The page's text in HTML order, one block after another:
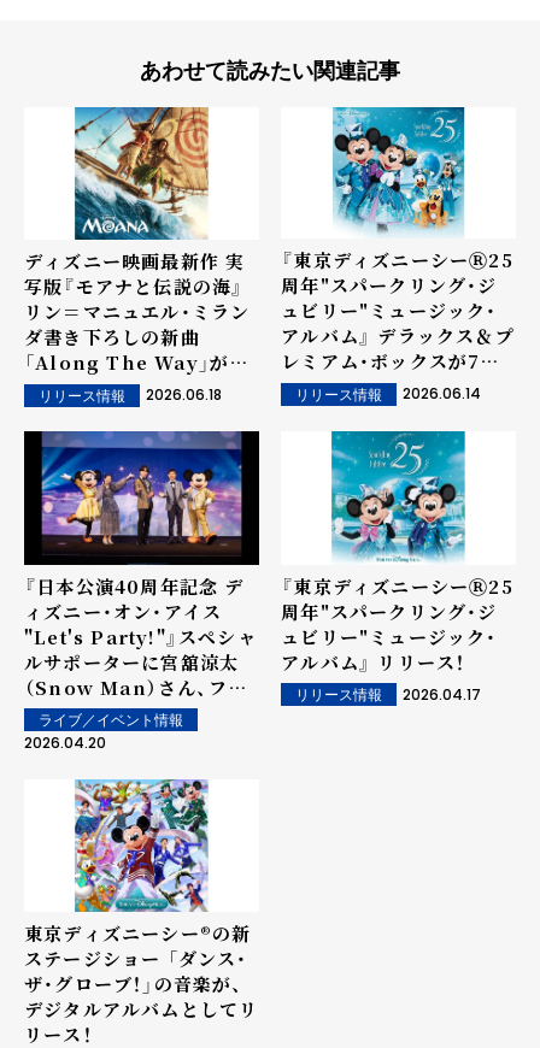
あわせて読みたい関連記事
ディズニー映画最新作 実
写版『モアナと伝説の海』
リン＝マニュエル・ミラン
ダ書き下ろしの新曲
「Along The Way」が映
画公開に先駆けてリリー
ス！ 実写版、アニメーショ
ン版でモアナを演じる２名
と ドウェイン・ジョンソン
が歌う豪華コラボレーショ
ン楽曲！
リリース情報 2026.06.18
『東京ディズニーシーⓇ25
周年"スパークリング・ジ
ュビリー"ミュージック・
アルバム』 デラックス＆プ
レミアム・ボックスが7月
29日（水）リリース決定！
リリース情報 2026.06.14
『日本公演40周年記念 デ
ィズニー・オン・アイス
"Let's Party!"』スペシャ
ルサポーターに宮舘涼太
（Snow Man）さん、ファ
ミリーパートナーに関根勤
さん、関根麻里さんが就
ライブ／イベント情報
2026.04.20
『東京ディズニーシーⓇ25
周年"スパークリング・ジ
ュビリー"ミュージック・
アルバム』 リリース！
リリース情報 2026.04.17
東京ディズニーシー®の新
ステージショー 「ダンス・
ザ・グローブ！」の音楽が、
デジタルアルバムとしてリ
リース！